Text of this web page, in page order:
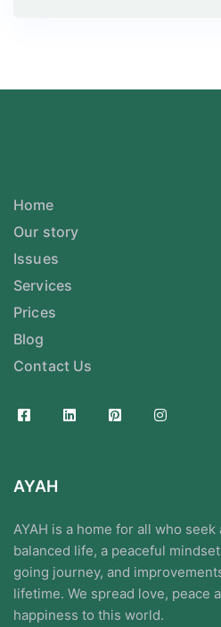
Home
Our story
Issues
Services
Prices
Blog
Contact Us
AYAH
AYAH is a home for all who seek
balanced life, a peaceful
going journey, and
lifetime. We spread love, peace
happiness to this world.